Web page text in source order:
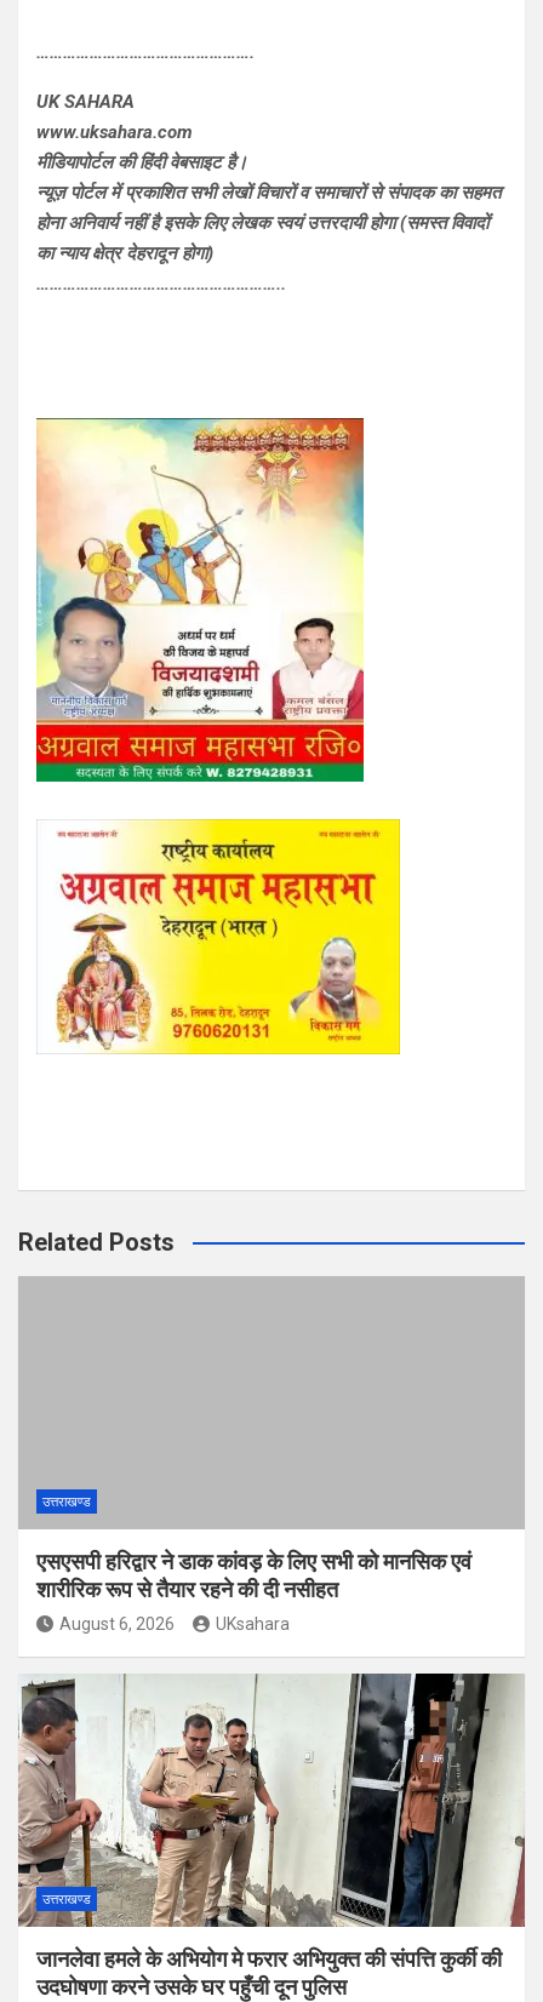
………………………………………….
UK SAHARA
www.uksahara.com
मीडियापोर्टल की हिंदी वेबसाइट है।
न्यूज़ पोर्टल में प्रकाशित सभी लेखों विचारों व समाचारों से संपादक का सहमत
होना अनिवार्य नहीं है इसके लिए लेखक स्वयं उत्तरदायी होगा (समस्त विवादों
का न्याय क्षेत्र देहरादून होगा)
………………………………………………..
Related Posts
उत्तराखण्ड
एसएसपी हरिद्वार ने डाक कांवड़ के लिए सभी को मानसिक एवं
शारीरिक रूप से तैयार रहने की दी नसीहत
August 6, 2026 UKsahara
उत्तराखण्ड
जानलेवा हमले के अभियोग मे फरार अभियुक्त की संपत्ति कुर्की की
उदघोषणा करने उसके घर पहुँची दून पुलिस